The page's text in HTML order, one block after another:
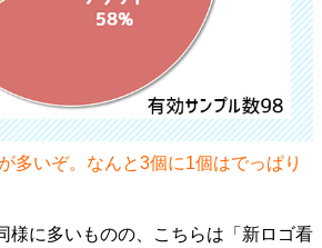
多いぞ。なんと3個に1個はでっぱり
様に多いものの、こちらは「新ロゴ看